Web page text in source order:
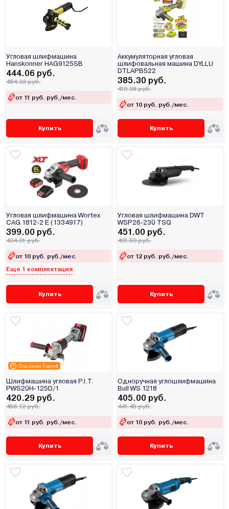
Угловая шлифмашина
Hanskonner HAG9125SB
444.06 руб.
484.03 руб.
от 11 руб. руб./мес.
Купить
Аккумуляторная угловая
шлифовальная машина DYLLU
DTLAPB522
385.30 руб.
419.98 руб.
от 10 руб. руб./мес.
Купить
Угловая шлифмашина Wortex
CAG 1812-2 E (1334917)
399.00 руб.
434.91 руб.
от 10 руб. руб./мес.
Еще 1 комплектация
Купить
Угловая шлифмашина DWT
WSP26-230 TSQ
451.00 руб.
491.59 руб.
от 12 руб. руб./мес.
Купить
Под заказ 5 дней
Шлифмашина угловая P.I.T.
PWS20H-125D/1
420.29 руб.
458.12 руб.
от 11 руб. руб./мес.
Купить
Одноручная углошлифмашина
Bull WS 1218
405.00 руб.
441.45 руб.
от 10 руб. руб./мес.
Купить